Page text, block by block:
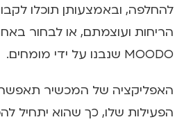
להחלפה, ובאמצעותן תוכלו
הריחות ועוצמתם, או לבחור
MOODO שנבנו על ידי מומחים.
האפליקציה של המכשיר
הפעילות שלו, כך שהוא יתחיל